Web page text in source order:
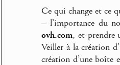
Ce qui change et ce
– l’importance du
ovh.com, et prendre
Veiller à la création
création d’une boîte